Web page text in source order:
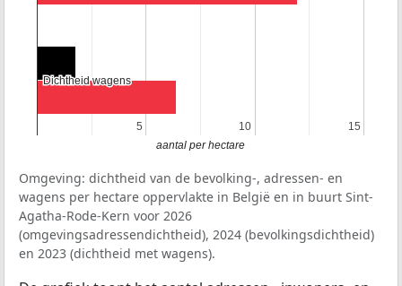
5
5 10
10 15
15
Dichtheid wagens
Dichtheid wagens
aantal per hectare
Omgeving: dichtheid van de bevolking-, adressen- en
wagens per hectare oppervlakte in België en in buurt Sint-
Agatha-Rode-Kern voor 2026
(omgevingsadressendichtheid), 2024 (bevolkingsdichtheid)
en 2023 (dichtheid met wagens).